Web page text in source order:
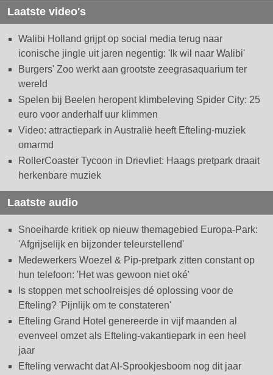
Laatste video's
Walibi Holland grijpt op social media terug naar
iconische jingle uit jaren negentig: 'Ik wil naar Walibi'
Burgers' Zoo werkt aan grootste zeegrasaquarium ter
wereld
Spelen bij Beelen heropent klimbeleving Spider City: 25
euro voor anderhalf uur klimmen
Video: attractiepark in Australië heeft Efteling-muziek
omarmd
RollerCoaster Tycoon in Drievliet: Haags pretpark draait
herkenbare muziek
Laatste audio
Snoeiharde kritiek op nieuw themagebied Europa-Park:
'Afgrijselijk en bijzonder teleurstellend'
Medewerkers Woezel & Pip-pretpark zitten constant op
hun telefoon: 'Het was gewoon niet oké'
Is stoppen met schoolreisjes dé oplossing voor de
Efteling? 'Pijnlijk om te constateren'
Efteling Grand Hotel genereerde in vijf maanden al
evenveel omzet als Efteling-vakantiepark in een heel
jaar
Efteling verwacht dat AI-Sprookjesboom nog dit jaar